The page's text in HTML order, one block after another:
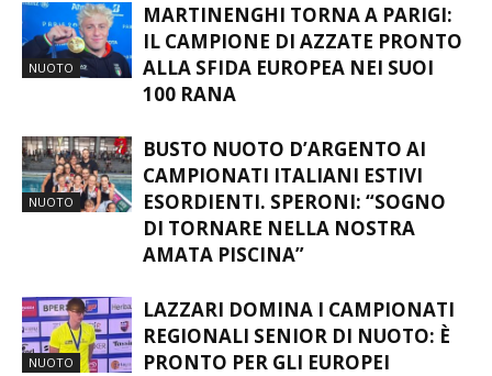
NUOTO
MARTINENGHI TORNA A PARIGI:
IL CAMPIONE DI AZZATE PRONTO
ALLA SFIDA EUROPEA NEI SUOI
100 RANA
NUOTO
BUSTO NUOTO D’ARGENTO AI
CAMPIONATI ITALIANI ESTIVI
ESORDIENTI. SPERONI: “SOGNO
DI TORNARE NELLA NOSTRA
AMATA PISCINA”
NUOTO
LAZZARI DOMINA I CAMPIONATI
REGIONALI SENIOR DI NUOTO: È
PRONTO PER GLI EUROPEI